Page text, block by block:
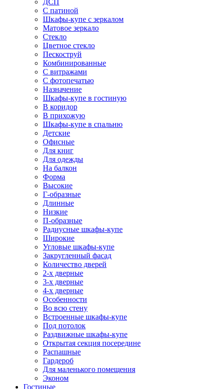
ДСП
С патиной
Шкафы-купе с зеркалом
Матовое зеркало
Стекло
Цветное стекло
Пескоструй
Комбинированные
С витражами
С фотопечатью
Назначение
Шкафы-купе в гостиную
В коридор
В прихожую
Шкафы-купе в спальню
Детские
Офисные
Для книг
Для одежды
На балкон
Форма
Высокие
Г-образные
Длинные
Низкие
П-образные
Радиусные шкафы-купе
Широкие
Угловые шкафы-купе
Закругленный фасад
Количество дверей
2-х дверные
3-х дверные
4-х дверные
Особенности
Во всю стену
Встроенные шкафы-купе
Под потолок
Раздвижные шкафы-купе
Открытая секция посередине
Распашные
Гардероб
Для маленького помещения
Эконом
Гостиные